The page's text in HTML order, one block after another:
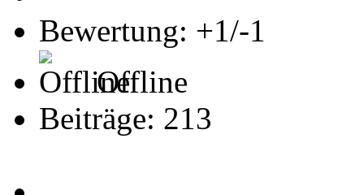
Bewertung: +1/-1
Offline
Beiträge: 213